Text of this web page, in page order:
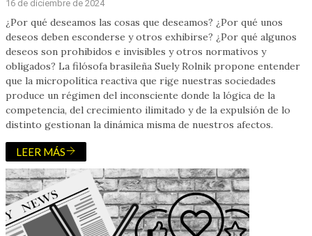
16 de diciembre de 2024
¿Por qué deseamos las cosas que deseamos? ¿Por qué unos
deseos deben esconderse y otros exhibirse? ¿Por qué algunos
deseos son prohibidos e invisibles y otros normativos y
obligados? La filósofa brasileña Suely Rolnik propone entender
que la micropolítica reactiva que rige nuestras sociedades
produce un régimen del inconsciente donde la lógica de la
competencia, del crecimiento ilimitado y de la expulsión de lo
distinto gestionan la dinámica misma de nuestros afectos.
LEER MÁS